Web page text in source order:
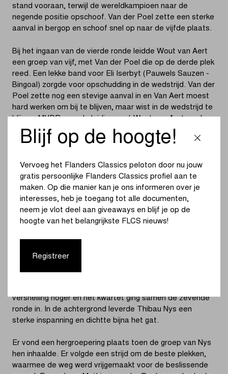
stand vooraan, terwijl de wereldkampioen naar de
negende positie opschoof. Van der Poel zette een sterke
aanval in bergop en schoof snel op naar de vijfde plaats.
Bij het ingaan van de vierde ronde leidde Wout van Aert
een groep van vijf, met Van der Poel die op de derde plek
reed. Een lekke band voor Eli Iserbyt (Pauwels Sauzen -
Bingoal) zorgde voor opschudding in de wedstrijd. Van der
Poel zette nog een stevige aanval in en Van Aert moest
hard werken om bij te blijven, maar wist in de wedstrijd te
blijven. MVDP nam de leiding, met Wout van Aert op de
tweede plaats.
(Baloise Trek Lions) kon met hen mee. Nys kreeg echter
te maken met problemen. Het duo aan de leiding, Van
Aert en Van der Poel, hield elkaar aandachtig in het oog
terwijl Pidcock en Vanthourenhout (Pauwels Sauzen -
Bingoal) het gat dichtreden. De rest van de groep volgde
op de voet. Pidcock schoot naar voren en draaide het
Pidcock verzekerde zich van een kleine voorsprong bij het
versnelling hoger en het kwartet ging samen de zevende
ronde in. In de achtergrond leverde Thibau Nys een
sterke inspanning en dichtte bijna het gat.
Er vond een hergroepering plaats toen de groep van Nys
hen inhaalde. Er volgde een strijd om de beste plekken,
waarmee de weg werd vrijgemaakt voor de beslissende
Blijf op de hoogte!
Vervoeg het Flanders Classics peloton door nu jouw
gratis persoonlijke Flanders Classics profiel aan te
maken. Op die manier kan je ons informeren over je
interesses, heb je toegang tot alle documenten,
neem je vlot deel aan giveaways en blijf je op de
hoogte van het belangrijkste FLCS nieuws!
Registreer